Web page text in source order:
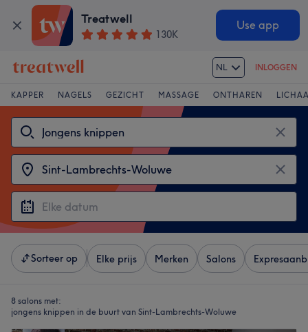
Treatwell
130K
Use app
NL INLOGGEN
KAPPER NAGELS GEZICHT MASSAGE ONTHAREN
Sorteer op Elke prijs Merken Salons
8 salons met:
jongens knippen in de buurt van Sint-Lambrechts-Woluwe